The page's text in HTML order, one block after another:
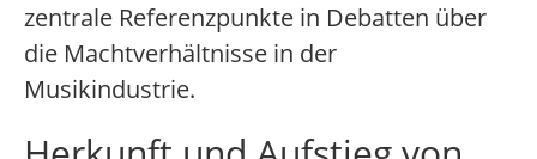
zentrale Referenzpunkte in Debatten über
die Machtverhältnisse in der
Musikindustrie.